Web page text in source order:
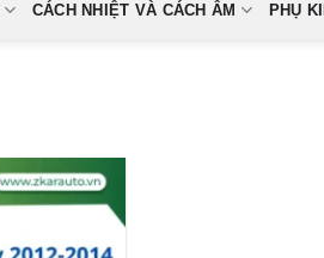
CÁCH NHIỆT VÀ CÁCH ÂM PHỤ